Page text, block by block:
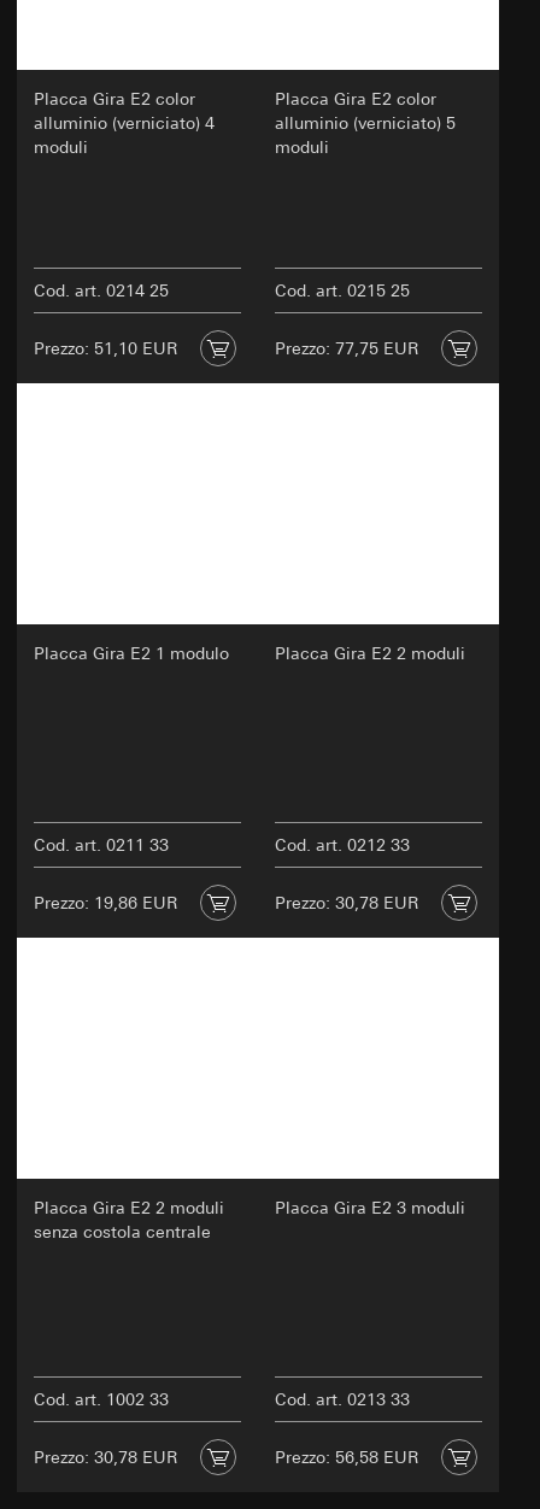
Placca Gira E2 color
alluminio (verniciato) 4
moduli
Cod. art. 0214 25
Prezzo: 51,10 EUR
Placca Gira E2 color
alluminio (verniciato) 5
moduli
Cod. art. 0215 25
Prezzo: 77,75 EUR
Placca Gira E2 1 modulo
Cod. art. 0211 33
Prezzo: 19,86 EUR
Placca Gira E2 2 moduli
Cod. art. 0212 33
Prezzo: 30,78 EUR
Placca Gira E2 2 moduli
senza costola centrale
Cod. art. 1002 33
Prezzo: 30,78 EUR
Placca Gira E2 3 moduli
Cod. art. 0213 33
Prezzo: 56,58 EUR